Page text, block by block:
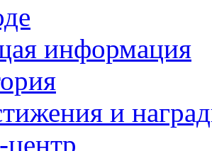
информация
и